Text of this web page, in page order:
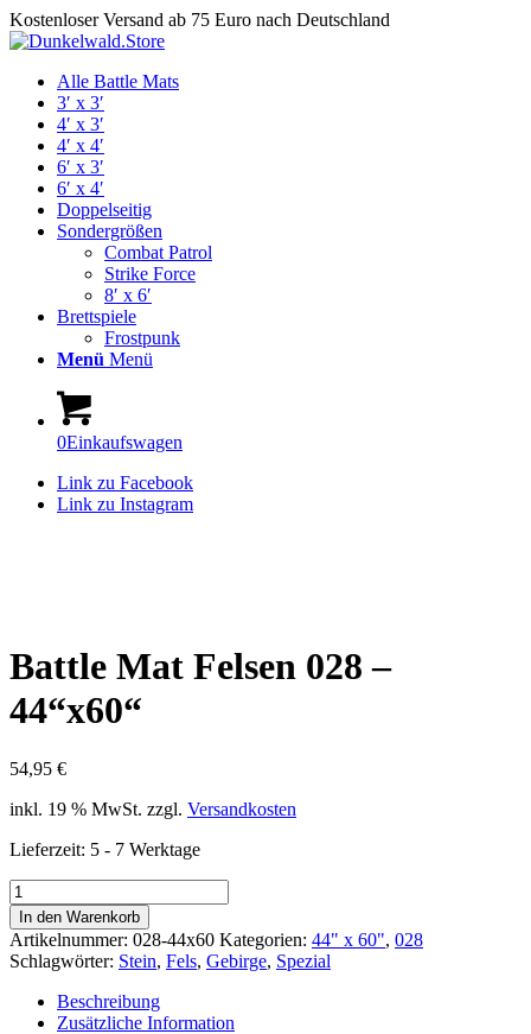
Kostenloser Versand ab 75 Euro nach Deutschland
Alle Battle Mats
3′ x 3′
4′ x 3′
4′ x 4′
6′ x 3′
6′ x 4′
Doppelseitig
Sondergrößen
Combat Patrol
Strike Force
8′ x 6′
Brettspiele
Frostpunk
Menü Menü
0Einkaufswagen
Link zu Facebook
Link zu Instagram
Battle Mat Felsen 028 –
44“x60“
54,95 €
inkl. 19 % MwSt. zzgl. Versandkosten
Lieferzeit: 5 - 7 Werktage
Battle
Mat
Felsen
028
-
44“x60“
Menge
In den Warenkorb
Artikelnummer: 028-44x60 Kategorien: 44" x 60", 028
Schlagwörter: Stein, Fels, Gebirge, Spezial
Beschreibung
Zusätzliche Information